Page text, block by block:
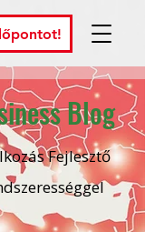
Blog
Fejlesztő